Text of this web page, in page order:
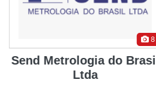
8
Send Metrologia do Brasil
Ltda